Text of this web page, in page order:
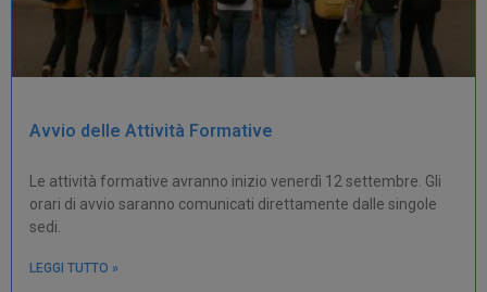
Avvio delle Attività Formative
Le attività formative avranno inizio venerdì 12 settembre. Gli
orari di avvio saranno comunicati direttamente dalle singole
sedi.
LEGGI TUTTO »